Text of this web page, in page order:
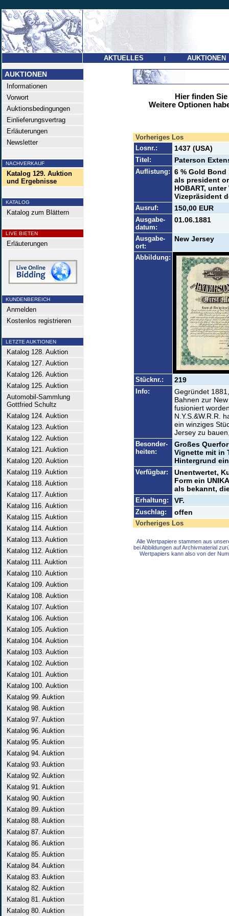
AKTUELLES | AUKTIONEN
AUKTIONEN
Informationen
Vorwort
Auktionsbedingungen
Einlieferungsvertrag
Erläuterungen
Newsletter
NACHVERKAUF
Katalog 129. Auktion
und Ergebnisse
KATALOG
Katalog zum Blättern
LIVE BIETEN
Erläuterungen
KUNDENBEREICH
Anmelden
Kostenlos registrieren
LETZTE AUKTIONEN
Katalog 128. Auktion
Katalog 127. Auktion
Katalog 126. Auktion
Katalog 125. Auktion
Automobil-Sammlung
Gottfried Schultz
Katalog 124. Auktion
Katalog 123. Auktion
Katalog 122. Auktion
Katalog 121. Auktion
Katalog 120. Auktion
Katalog 119. Auktion
Katalog 118. Auktion
Katalog 117. Auktion
Katalog 116. Auktion
Katalog 115. Auktion
Katalog 114. Auktion
Katalog 113. Auktion
Katalog 112. Auktion
Katalog 111. Auktion
Katalog 110. Auktion
Katalog 109. Auktion
Katalog 108. Auktion
Katalog 107. Auktion
Katalog 106. Auktion
Katalog 105. Auktion
Katalog 104. Auktion
Katalog 103. Auktion
Katalog 102. Auktion
Katalog 101. Auktion
Katalog 100. Auktion
Katalog 99. Auktion
Katalog 98. Auktion
Katalog 97. Auktion
Katalog 96. Auktion
Katalog 95. Auktion
Katalog 94. Auktion
Katalog 93. Auktion
Katalog 92. Auktion
Katalog 91. Auktion
Katalog 90. Auktion
Katalog 89. Auktion
Katalog 88. Auktion
Katalog 87. Auktion
Katalog 86. Auktion
Katalog 85. Auktion
Katalog 84. Auktion
Katalog 83. Auktion
Katalog 82. Auktion
Katalog 81. Auktion
Katalog 80. Auktion
Hier finden
Weitere Optionen
Vorheriges Los
Losnr.:
1437 (USA)
Titel: Paterson
Auflistung: 6 % Gold Bond
als president
HOBART,
Vizepräsident
Ausruf: 150,00 EUR
Ausgabe-
datum:
01.06.1881
Ausgabe-
ort:
New Jersey
Abbildung:
Stücknr.: 219
Info:
Gegründet
Bahnen zur
fusioniert
N.Y.S.&W.R.R.
ein winziges
Jersey zu
Besonder-
heiten:
Großes
Vignette mit in
Hintergrund
Verfügbar:
Unentwertet,
Form ein
als bekannt,
Erhaltung: VF.
Zuschlag: offen
Vorheriges Los
Alle Wertpapiere stammen aus
bei Abbildungen auf Archivmaterial
Wertpapiers kann also von der